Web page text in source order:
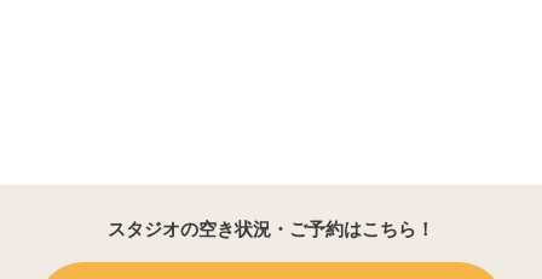
スタジオの空き状況・ご予約はこちら！